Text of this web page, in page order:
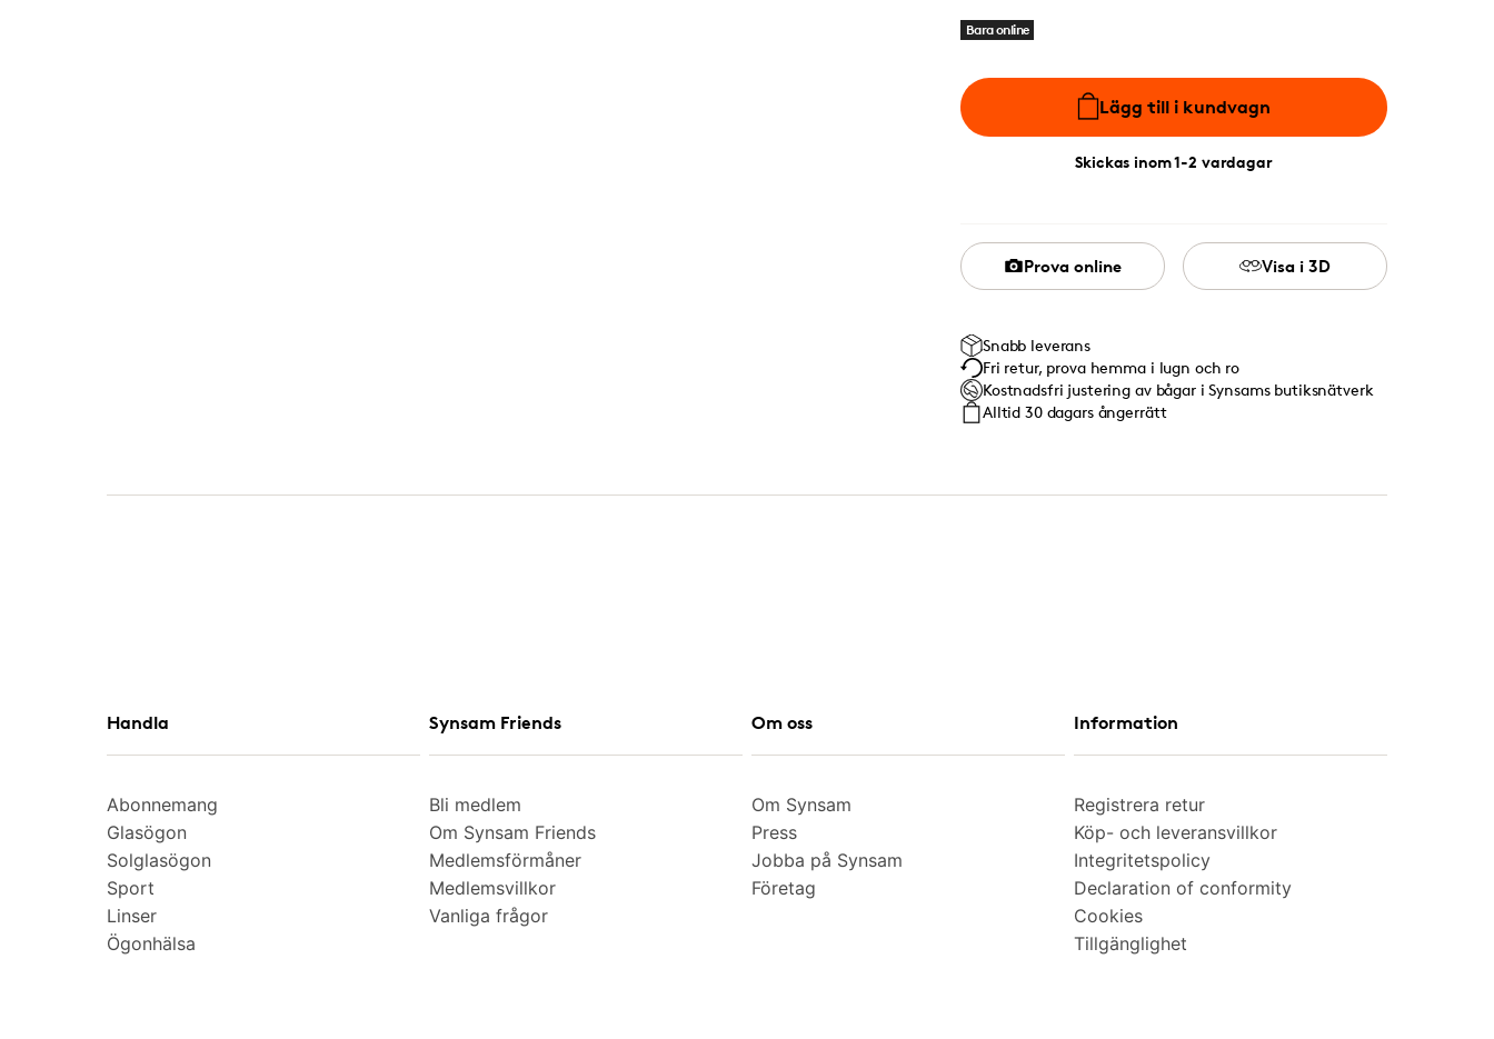
Bara online
Lägg till i kundvagn
Skickas inom 1-2 vardagar
Prova online Visa i 3D
Snabb leverans
Fri retur, prova hemma i lugn och ro
Kostnadsfri justering av bågar i Synsams butiksnätverk
Alltid 30 dagars ångerrätt
Handla
Abonnemang
Glasögon
Solglasögon
Sport
Linser
Ögonhälsa
Synsam Friends
Bli medlem
Om Synsam Friends
Medlemsförmåner
Medlemsvillkor
Vanliga frågor
Om oss
Om Synsam
Press
Jobba på Synsam
Företag
Information
Registrera retur
Köp- och leveransvillkor
Integritetspolicy
Declaration of conformity
Cookies
Tillgänglighet